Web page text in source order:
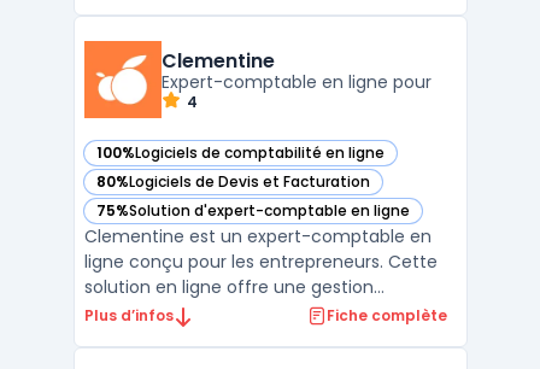
meilleure visibilité sur les dépenses. Grâce à
des outils a ...
Clementine
Expert-comptable en ligne pour
4
100%Logiciels de comptabilité en ligne
— voir Clementine dans cette catégorie
80%Logiciels de Devis et Facturation
— voir Clementine dans cette catégorie
75%Solution d'expert-comptable en ligne
— voir Clementine dans cette catégorie
Clementine est un expert-comptable en
ligne conçu pour les entrepreneurs. Cette
solution en ligne offre une gestion
comptable simplifiée, permettant la
Plus d’infos Fiche complète